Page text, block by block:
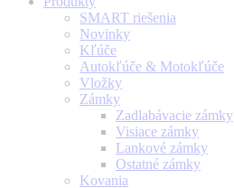
SMART riešenia
Novinky
Kľúče
Autokľúče & Motokľúče
Vložky
Zámky
Zadlabávacie zámky
Visiace zámky
Lankové zámky
Ostatné zámky
Kovania